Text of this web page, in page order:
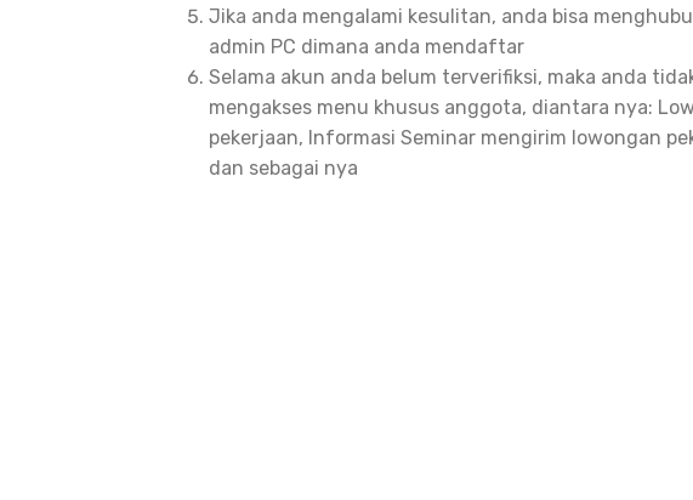
Jika anda mengalami kesulitan, anda bisa
admin PC dimana anda mendaftar
Selama akun anda belum terverifiksi, maka anda
mengakses menu khusus anggota, diantara nya:
pekerjaan, Informasi Seminar mengirim lowongan
dan sebagai nya